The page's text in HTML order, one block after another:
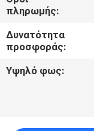
ΜΠΛΟΓΚ
ΖΗΤΉΣΤΕ
πληρωμής:
Δυνατότητα
προσφοράς:
Υψηλό φως: